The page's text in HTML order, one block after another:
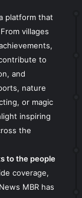
platform that
villages
to
and
nature
or magic
inspiring
the
to the people
coverage,
MBR has